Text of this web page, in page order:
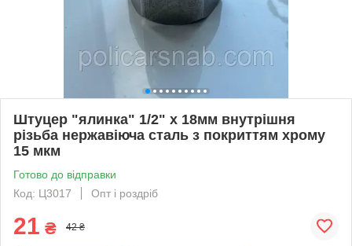
Штуцер "ялинка" 1/2" х 18мм внутрішня
різьба нержавіюча сталь з покриттям хрому
15 мкм
Готово до відправки
Код: Ц3017
Опт і роздріб
21 ₴ 42 ₴